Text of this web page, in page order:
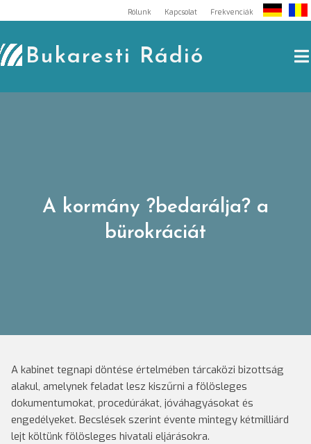
to
content
Rólunk Kapcsolat Frekvenciák
Bukaresti Rádió
A kormány ?bedarálja? a
bürokráciát
A kabinet tegnapi döntése értelmében tárcaközi bizottság
alakul, amelynek feladat lesz kiszűrni a fölösleges
dokumentumokat, procedúrákat, jóváhagyásokat és
engedélyeket. Becslések szerint évente mintegy kétmilliárd
lejt költünk fölösleges hivatali eljárásokra.